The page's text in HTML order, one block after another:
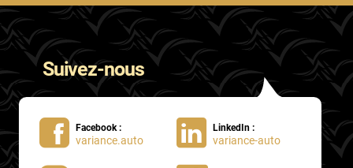
Suivez-nous
Facebook :
variance.auto
LinkedIn :
variance-auto